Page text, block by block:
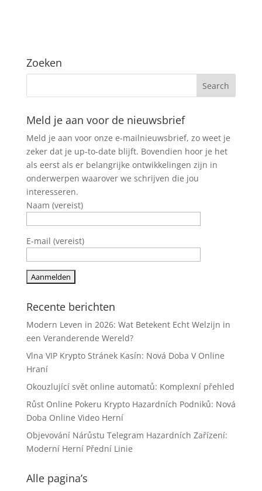
Zoeken
Meld je aan voor de nieuwsbrief
Meld je aan voor onze e-mailnieuwsbrief, zo weet je
zeker dat je up-to-date blijft. Bovendien hoor je het
als eerst als er belangrijke ontwikkelingen zijn in
onderwerpen waarover we schrijven die jou
interesseren.
Naam (vereist)
E-mail (vereist)
Recente berichten
Modern Leven in 2026: Wat Betekent Echt Welzijn in
een Veranderende Wereld?
Vlna VIP Krypto Stránek Kasín: Nová Doba V Online
Hraní
Okouzlující svět online automatů: Komplexní přehled
Růst Online Pokeru Krypto Hazardních Podniků: Nová
Doba Online Video Herní
Objevování Nárůstu Telegram Hazardních Zařízení:
Moderní Herní Přední Linie
Alle pagina’s